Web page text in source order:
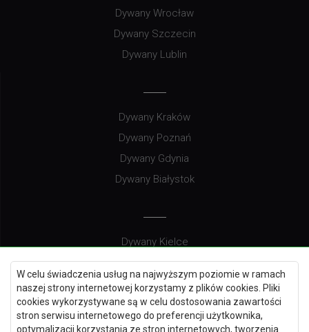
W celu świadczenia usług na najwyższym poziomie w ramach
naszej strony internetowej korzystamy z plików cookies. Pliki
cookies wykorzystywane są w celu dostosowania zawartości
stron serwisu internetowego do preferencji użytkownika,
optymalizacji korzystania ze stron internetowych, tworzenia
Dywany Wrocław
Dywany Szczecin
Dywany Lublin
Dywany Kraków
Dywany Poznań
Dywany Gdynia
Dywany Białystok
Dywany Kielce
Dywany Gdańsk
Dywany Toruń
Dywany Bydgoszcz